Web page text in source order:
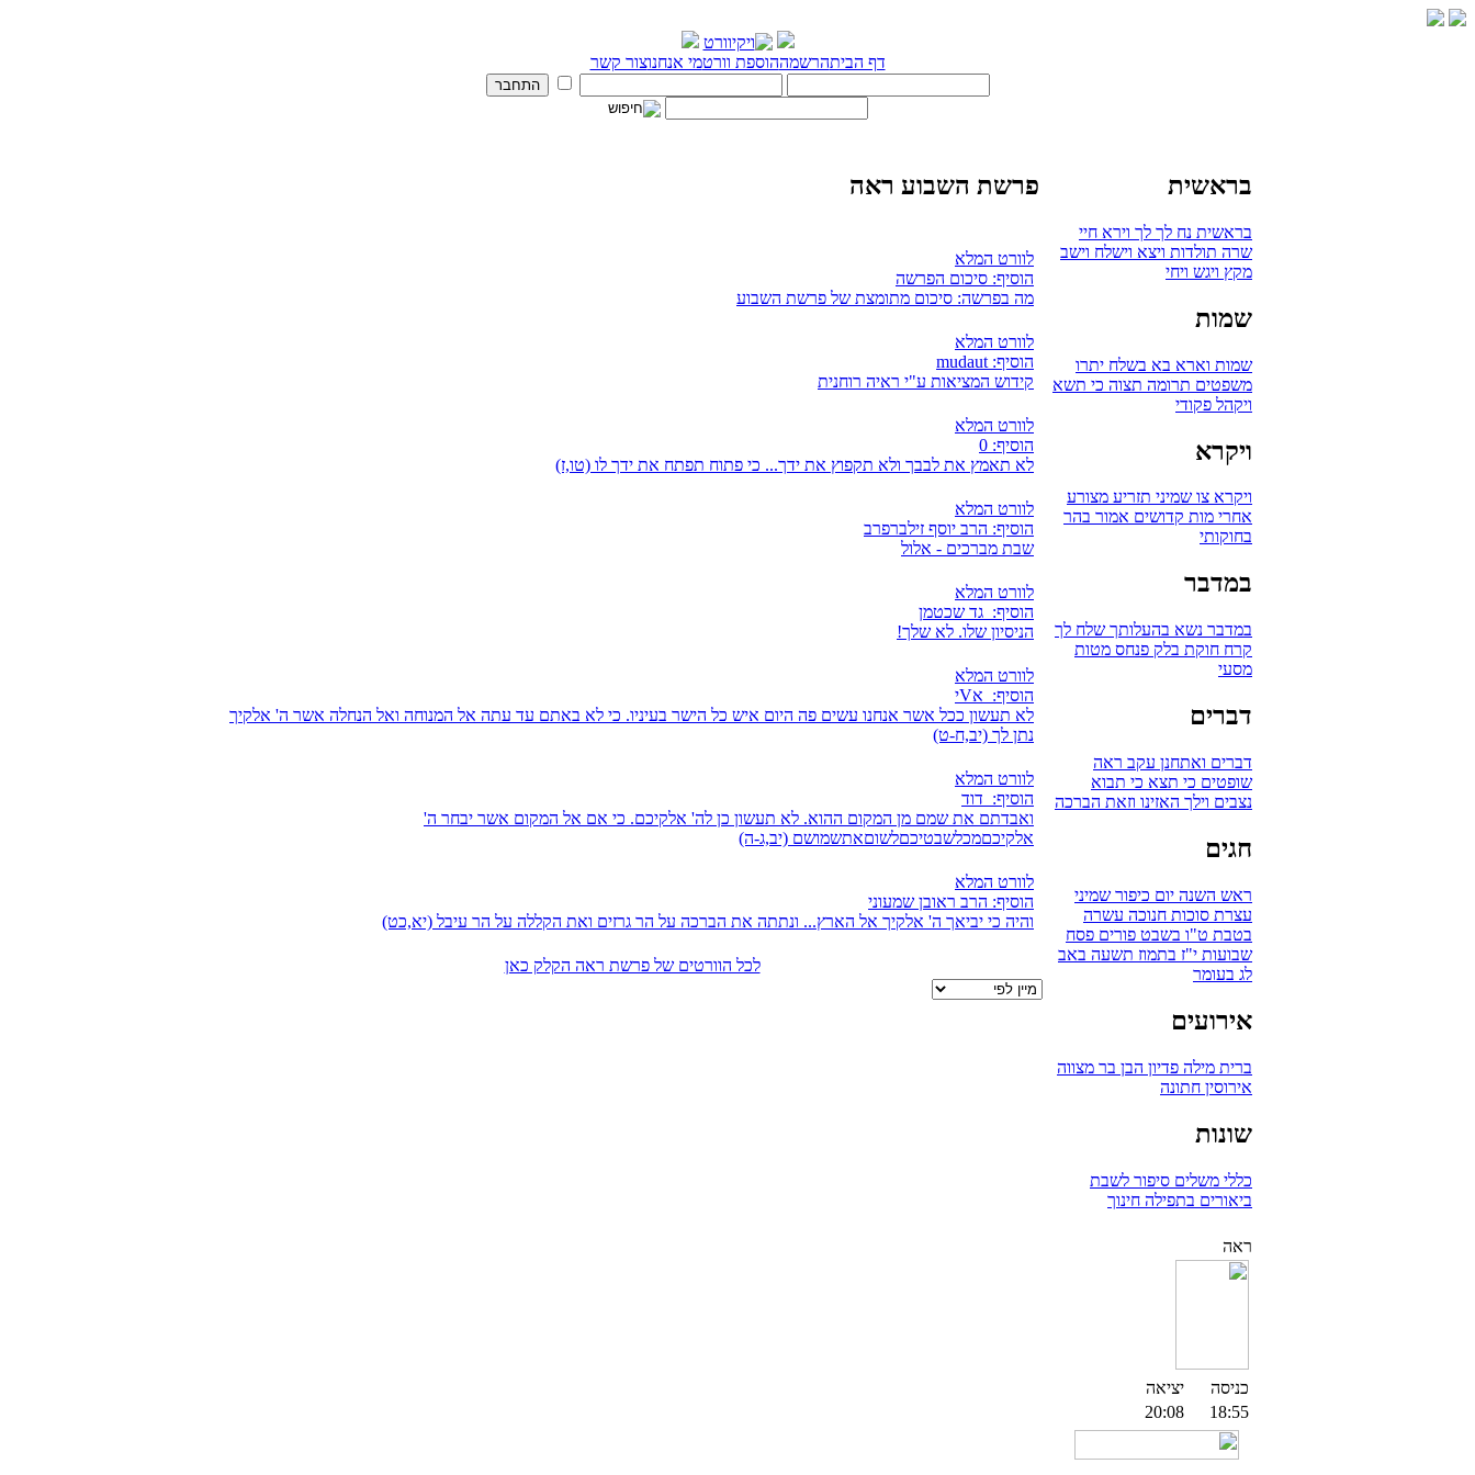
דף הביתהרשמההוספת וורטמי אנחנוצור קשר
בראשית
בראשית נח לך לך וירא חיי
שרה תולדות ויצא וישלח וישב
מקץ ויגש ויחי
שמות
שמות וארא בא בשלח יתרו
משפטים תרומה תצוה כי תשא
ויקהל פקודי
ויקרא
ויקרא צו שמיני תזריע מצורע
אחרי מות קדושים אמור בהר
בחוקותי
במדבר
במדבר נשא בהעלותך שלח לך
קרח חוקת בלק פנחס מטות
מסעי
דברים
דברים ואתחנן עקב ראה
שופטים כי תצא כי תבוא
נצבים וילך האזינו וזאת הברכה
חגים
ראש השנה יום כיפור שמיני
עצרת סוכות חנוכה עשרה
בטבת ט"ו בשבט פורים פסח
שבועות י"ז בתמוז תשעה באב
לג בעומר
אירועים
ברית מילה פדיון הבן בר מצווה
אירוסין חתונה
שונות
כללי משלים סיפור לשבת
ביאורים בתפילה חינוך
ראה
כניסה
יציאה
18:55
20:08
פרשת השבוע ראה
לוורט המלא
הוסיף: סיכום הפרשה
מה בפרשה: סיכום מתומצת של פרשת השבוע
לוורט המלא
הוסיף: mudaut
קידוש המציאות ע"י ראיה רוחנית
לוורט המלא
הוסיף: 0
לא תאמץ את לבבך ולא תקפוץ את ידך... כי פתוח תפתח את ידך לו (טו,ז)
לוורט המלא
הוסיף: הרב יוסף זילברפרב
שבת מברכים - אלול
לוורט המלא
הוסיף: גד שכטמן
הניסיון שלו. לא שלך!
לוורט המלא
הוסיף: אVי
לא תעשון ככל אשר אנחנו עשים פה היום איש כל הישר בעיניו. כי לא באתם עד עתה אל המנוחה ואל הנחלה אשר ה' אלקיך
נתן לך (יב,ח-ט)
לוורט המלא
הוסיף: דוד
ואבדתם את שמם מן המקום ההוא. לא תעשון כן לה' אלקיכם. כי אם אל המקום אשר יבחר ה'
אלקיכםמכלשבטיכםלשוםאתשמושם (יב,ג-ה)
לוורט המלא
הוסיף: הרב ראובן שמעוני
והיה כי יביאך ה' אלקיך אל הארץ... ונתתה את הברכה על הר גרזים ואת הקללה על הר עיבל (יא,כט)
לכל הוורטים של פרשת ראה הקלק כאן